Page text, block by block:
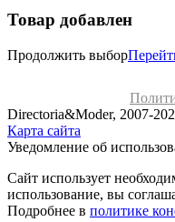
Товар добавлен
Продолжить выбор
Directoria&Moder, 2007-
Карта сайта
Уведомление об
Сайт использует
использование, вы
Подробнее в политике